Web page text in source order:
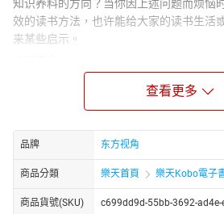
知识养料的方向？当你因上述问题而烦恼
效的读书方法，也许能给大家的读书生活
来某些启示。
秦灵华，中国律师、中国注册会计师、中
咨询师、中国房地产估价师、中国房地产
分别获文学士、法律硕士学位，曾在北京
究多年，精法律、通财务、擅税务、谙管
知名律师事务所高级合伙人。已出版实用
大学全校优秀研究生、首届全国建设领域
称号。
查看更多
品牌 东方视角
商品分類 樂天首頁 樂天Kobo電子
商品貨號(SKU) c699dd9d-55bb-3692-